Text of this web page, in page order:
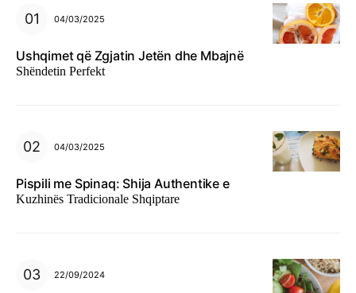
04/03/2025
Ushqimet që Zgjatin Jetën dhe Mbajnë
Shëndetin Perfekt
04/03/2025
Pispili me Spinaq: Shija Authentike e
Kuzhinës Tradicionale Shqiptare
22/09/2024